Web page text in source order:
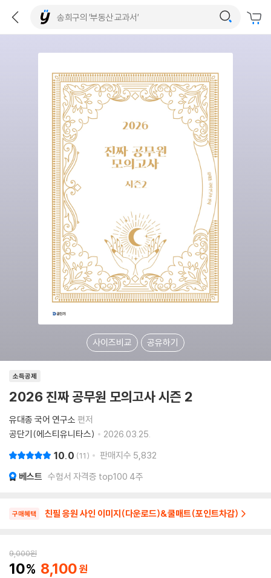
사이즈비교 공유하기
소득공제
2026 진짜 공무원 모의고사 시즌 2
유대종 국어 연구소 편저
공단기(에스티유니타스)
2026.03.25.
10.0 11 판매지수 5,832
베스트 수험서 자격증 top100 4주
구매혜택 친필 응원 사인 이미지(다운로드)&쿨매트(포인트차감)
9,000원
10 8,100